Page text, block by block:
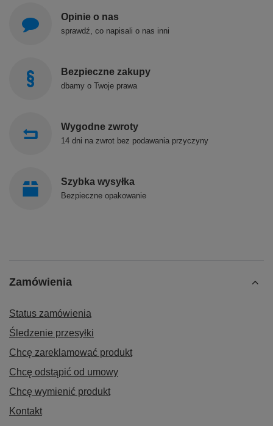
Opinie o nas
sprawdź, co napisali o nas inni
Bezpieczne zakupy
dbamy o Twoje prawa
Wygodne zwroty
14 dni na zwrot bez podawania przyczyny
Szybka wysyłka
Bezpieczne opakowanie
Zamówienia
Status zamówienia
Śledzenie przesyłki
Chcę zareklamować produkt
Chcę odstąpić od umowy
Chcę wymienić produkt
Kontakt